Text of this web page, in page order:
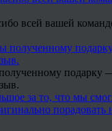
всей вашей
подарку